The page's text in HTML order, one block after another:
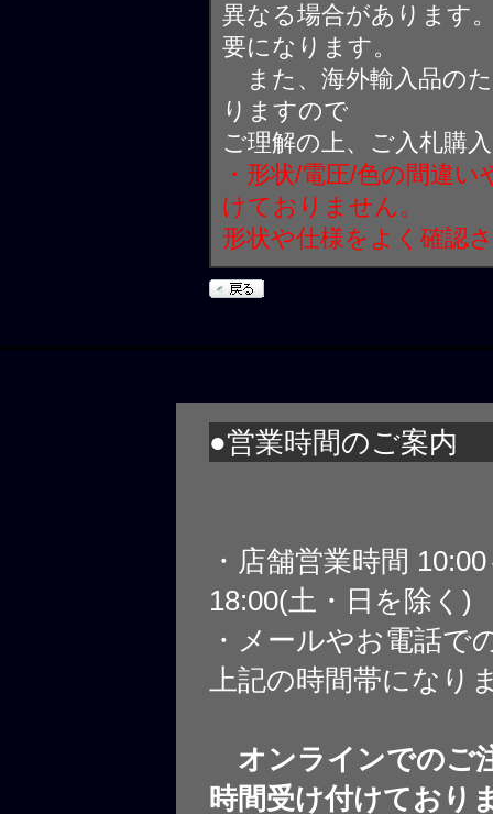
異なる場合があります
要になります。
また、海外輸入品の
りますので
ご理解の上、ご入札購
・形状/電圧/色の間違
けておりません。
形状や仕様をよく確認
●営業時間のご案内
・店舗営業時間
18:00(土・日を除く)
・メールやお電話で
上記の時間帯になり
オンラインでのご
時間受け付けており